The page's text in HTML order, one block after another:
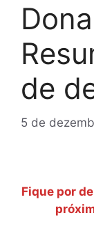
de
5 de
Fique por